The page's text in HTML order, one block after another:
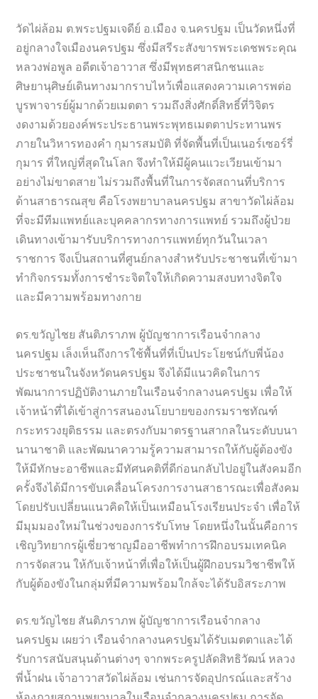
วัดไผ่ล้อม ต.พระปฐมเจดีย์ อ.เมือง จ.นครปฐม เป็นวัดหนึ่งที่
อยู่กลางใจเมืองนครปฐม ซึ่งมีสรีระสังขารพระเดชพระคุณ
หลวงพ่อพูล อดีตเจ้าอาวาส ซึ่งมีพุทธศาสนิกชนและ
ศิษยานุศิษย์เดินทางมากราบไหว้เพื่อแสดงความเคารพต่อ
บูรพาจารย์ผู้มากด้วยเมตตา รวมถึงสิ่งศักดิ์สิทธิ์ที่วิจิตร
งดงามด้วยองค์พระประธานพระพุทธเมตตาประทานพร
ภายในวิหารทองคำ กุมารสมบัติ ที่จัดพื้นที่เป็นเนอร์เซอร์รี่
กุมาร ที่ใหญ่ที่สุดในโลก จึงทำให้มีผู้คนแวะเวียนเข้ามา
อย่างไม่ขาดสาย ไม่รวมถึงพื้นที่ในการจัดสถานที่บริการ
ด้านสาธารณสุข คือโรงพยาบาลนครปฐม สาขาวัดไผ่ล้อม
ที่จะมีทีมแพทย์และบุคคลากรทางการแพทย์ รวมถึงผู้ป่วย
เดินทางเข้ามารับบริการทางการแพทย์ทุกวันในเวลา
ราชการ จึงเป็นสถานที่ศูนย์กลางสำหรับประชาชนที่เข้ามา
ทำกิจกรรมทั้งการชำระจิตใจให้เกิดความสงบทางจิตใจ
และมีความพร้อมทางกาย
ดร.ขวัญไชย สันติภราภพ ผู้บัญชาการเรือนจำกลาง
นครปฐม เล็งเห็นถึงการใช้พื้นที่ที่เป็นประโยชน์กับพี่น้อง
ประชาชนในจังหวัดนครปฐม จึงได้มีแนวคิดในการ
พัฒนาการปฏิบัติงานภายในเรือนจำกลางนครปฐม เพื่อให้
เจ้าหน้าที่ได้เข้าสู่การสนองนโยบายของกรมราชทัณฑ์
กระทรวงยุติธรรม และตรงกับมาตรฐานสากลในระดับบนา
นานาชาติ และพัฒนาความรู้ความสามารถให้กับผู้ต้องขัง
ให้มีทักษะอาชีพและมีทัศนคติที่ดีก่อนกลับไปอยู่ในสังคมอีก
ครั้งจึงได้มีการขับเคลื่อนโครงการงานสาธารณะเพื่อสังคม
โดยปรับเปลี่ยนแนวคิดให้เป็นเหมือนโรงเรียนประจำ เพื่อให้
มีมุมมองใหม่ในช่วงของการรับโทษ โดยหนึ่งในนั้นคือการ
เชิญวิทยากรผู้เชี่ยวชาญมืออาชีพทำการฝึกอบรมเทคนิค
การจัดสวน ให้กับเจ้าหน้าที่เพื่อให้เป็นผู้ฝึกอบรมวิชาชีพให้
กับผู้ต้องขังในกลุ่มที่มีความพร้อมใกล้จะได้รับอิสระภาพ
ดร.ขวัญไชย สันติภราภพ ผู้บัญชาการเรือนจำกลาง
นครปฐม เผยว่า เรือนจำกลางนครปฐมได้รับเมตตาและได้
รับการสนับสนุนด้านต่างๆ จากพระครูปลัดสิทธิวัฒน์ หลวง
พี่น้ำฝน เจ้าอาวาสวัดไผ่ล้อม เช่นการจัดอุปกรณ์และสร้าง